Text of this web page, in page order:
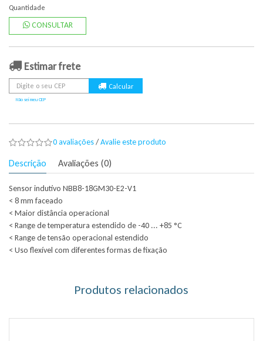
Quantidade
CONSULTAR
Estimar frete
Não sei meu CEP
0 avaliações/Avalie este produto
Descrição Avaliações (0)
Sensor indutivo NBB8-18GM30-E2-V1
< 8 mm faceado
< Maior distância operacional
< Range de temperatura estendido de -40 ... +85 °C
< Range de tensão operacional estendido
< Uso flexível com diferentes formas de fixação
Produtos relacionados